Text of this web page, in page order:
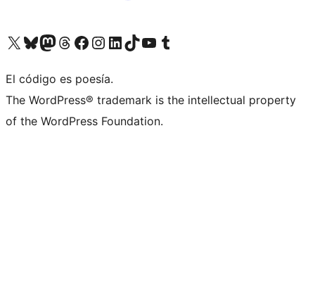
Visita nuestra cuenta de X (anteriormente Twitter)
Visita nuestra cuenta de Bluesky
Visita nuestra cuenta de Mastodon
Visita nuestra cuenta de Threads
Visita nuestra página de Facebook
Visita nuestra cuenta de Instagram
Visita nuestra cuenta de LinkedIn
Visita nuestra cuenta de TikTok
Visita nuestro canal de YouTube
Visita nuestra cuenta de Tumblr
El código es poesía.
The WordPress® trademark is the intellectual property
of the WordPress Foundation.